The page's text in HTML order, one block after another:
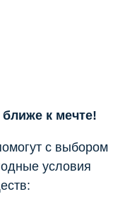
к мечте!
с выбором
условия